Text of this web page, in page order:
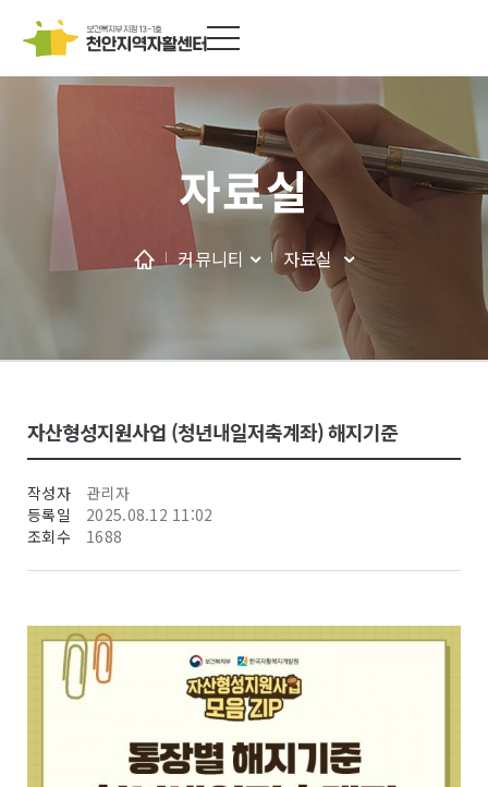
자료실
커뮤니티 자료실
자산형성지원사업 (청년내일저축계좌) 해지기준
작성자
관리자
등록일
2025.08.12 11:02
조회수
1688